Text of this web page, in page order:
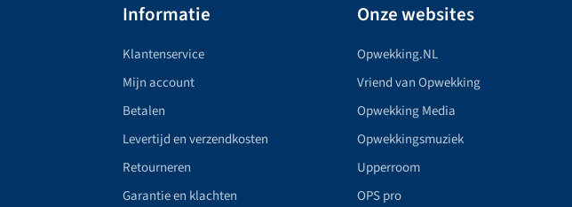
Informatie
Klantenservice
Mijn account
Betalen
Levertijd en verzendkosten
Retourneren
Garantie en klachten
Onze websites
Opwekking.NL
Vriend van Opwekking
Opwekking Media
Opwekkingsmuziek
Upperroom
OPS pro